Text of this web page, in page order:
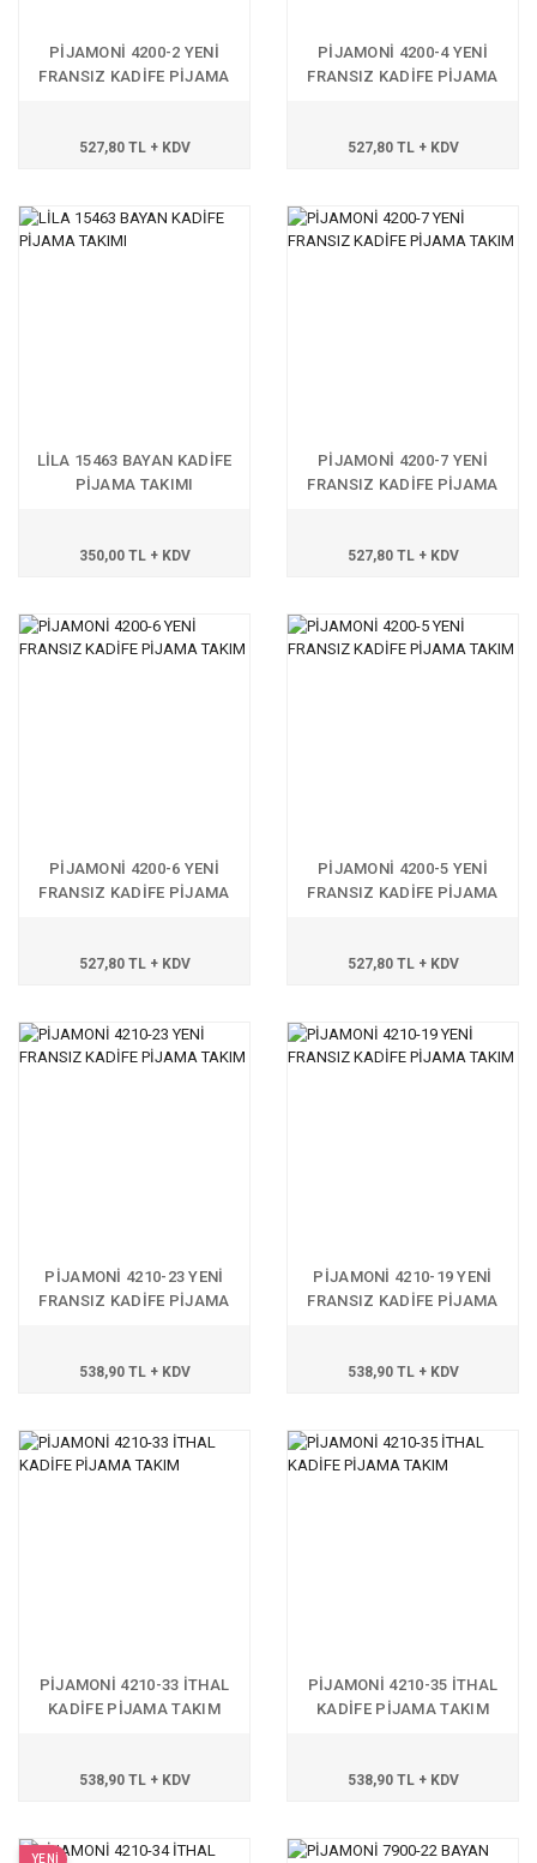
PİJAMONİ 4200-2 YENİ
FRANSIZ KADİFE PİJAMA
527,80 TL + KDV
PİJAMONİ 4200-4 YENİ
FRANSIZ KADİFE PİJAMA
527,80 TL + KDV
LİLA 15463 BAYAN KADİFE
PİJAMA TAKIMI
350,00 TL + KDV
PİJAMONİ 4200-7 YENİ
FRANSIZ KADİFE PİJAMA
527,80 TL + KDV
PİJAMONİ 4200-6 YENİ
FRANSIZ KADİFE PİJAMA
527,80 TL + KDV
PİJAMONİ 4200-5 YENİ
FRANSIZ KADİFE PİJAMA
527,80 TL + KDV
PİJAMONİ 4210-23 YENİ
FRANSIZ KADİFE PİJAMA
538,90 TL + KDV
PİJAMONİ 4210-19 YENİ
FRANSIZ KADİFE PİJAMA
538,90 TL + KDV
PİJAMONİ 4210-33 İTHAL
KADİFE PİJAMA TAKIM
538,90 TL + KDV
PİJAMONİ 4210-35 İTHAL
KADİFE PİJAMA TAKIM
538,90 TL + KDV
YENİ